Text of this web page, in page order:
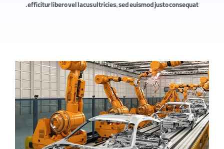
efficitur libero vel lacus ultricies, sed euismod justo consequat.